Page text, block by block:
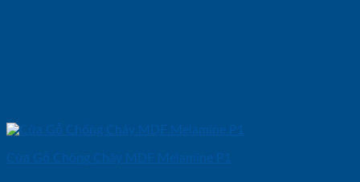
Cửa Gỗ Chống Cháy MDF Melamine P1